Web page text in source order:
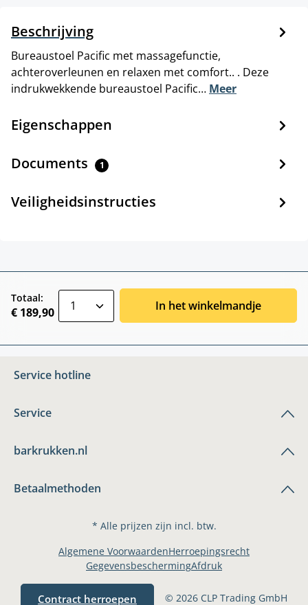
Beschrijving
Bureaustoel Pacific met massagefunctie,
achteroverleunen en relaxen met comfort.. . Deze
indrukwekkende bureaustoel Pacific… Meer
Eigenschappen
Documents 1
Veiligheidsinstructies
Totaal:
€ 189,90 In het winkelmandje
Service hotline
Service
barkrukken.nl
Betaalmethoden
* Alle prijzen zijn incl. btw.
Contract herroepen © 2026 CLP Trading GmbH
Algemene VoorwaardenHerroepingsrecht
GegevensbeschermingAfdruk